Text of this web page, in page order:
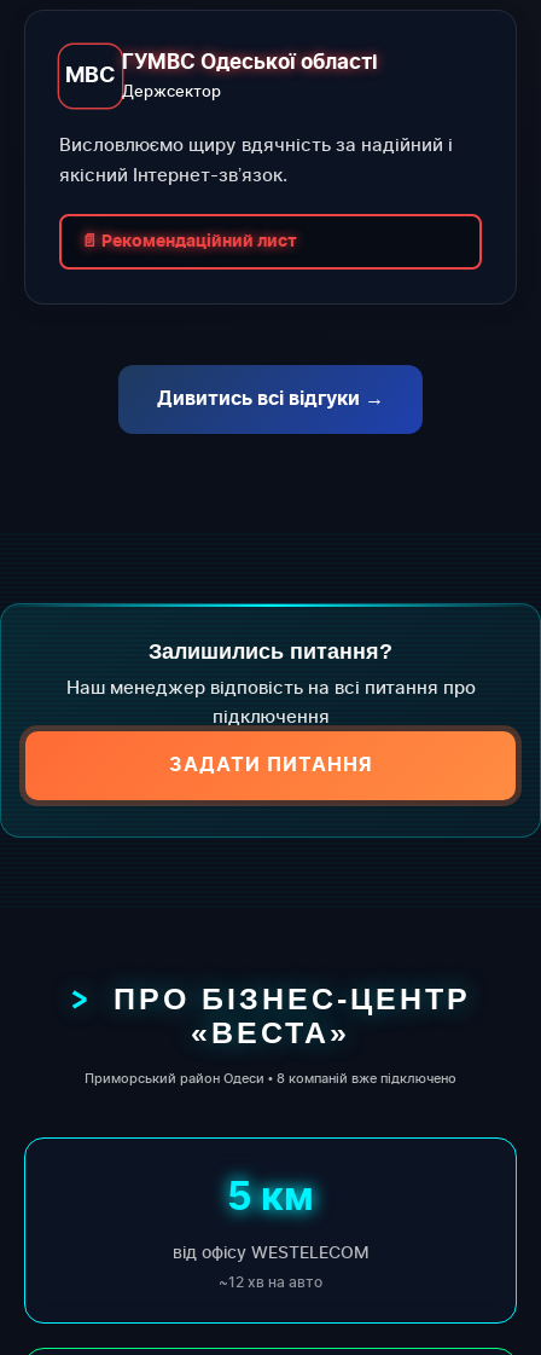
МВС
ГУМВС Одеської області
Держсектор
Висловлюємо щиру вдячність за надійний і
якісний Інтернет-звʼязок.
📄 Рекомендаційний лист
Дивитись всі відгуки →
Залишились питання?
Наш менеджер відповість на всі питання про
підключення
ЗАДАТИ ПИТАННЯ
ПРО БІЗНЕС-ЦЕНТР
«ВЕСТА»
Приморський район Одеси • 8 компаній вже підключено
5 км
від офісу WESTELECOM
~12 хв на авто